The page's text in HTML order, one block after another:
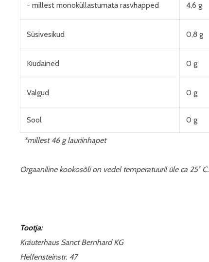
- millest monoküllastumata rasvhapped 4,6 g
Süsivesikud 0,8 g
Kiudained 0 g
Valgud 0 g
Sool 0 g
*millest 46 g lauriinhapet
Orgaaniline kookosõli on vedel temperatuuril üle ca 25° C.
Tootja:
Kräuterhaus Sanct Bernhard KG
Helfensteinstr. 47